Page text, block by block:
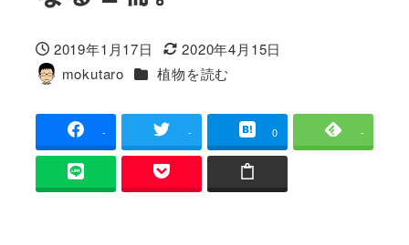
投稿日
2019年1月17日
更新日
2020年4月15日
著
者
mokutaro カテゴリー
植物を読む
- - 0 -